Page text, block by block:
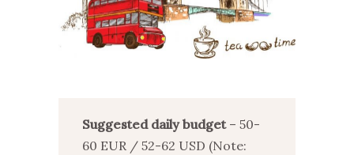
Suggested daily budget– 50-
60 EUR / 52-62 USD (Note: